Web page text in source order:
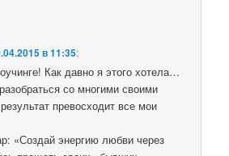
в 11:35:
Как давно я этого хотела…
со многими своими
превосходит все мои
«Создай энергию любви через